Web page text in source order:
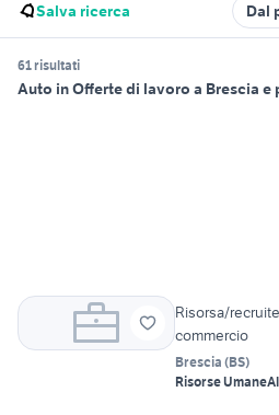
Salva ricerca Dal
61 risultati
Auto in Offerte di lavoro a Brescia e
Risorsa/
commercio
Brescia (BS)
Risorse Umane